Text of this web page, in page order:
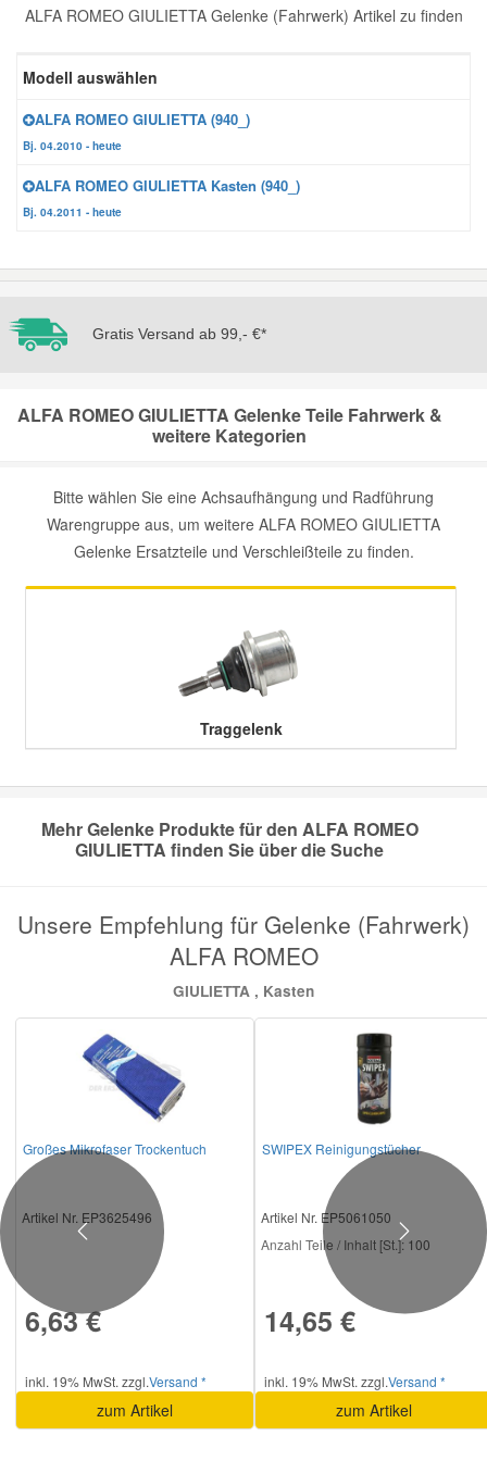
ALFA ROMEO GIULIETTA Gelenke (Fahrwerk) Artikel zu finden
Modell auswählen
ALFA ROMEO GIULIETTA (940_)
Bj. 04.2010 - heute
ALFA ROMEO GIULIETTA Kasten (940_)
Bj. 04.2011 - heute
Gratis Versand ab 99,- €*
ALFA ROMEO GIULIETTA Gelenke Teile Fahrwerk &
weitere Kategorien
Bitte wählen Sie eine Achsaufhängung und Radführung
Warengruppe aus, um weitere ALFA ROMEO GIULIETTA
Gelenke Ersatzteile und Verschleißteile zu finden.
Traggelenk
Mehr Gelenke Produkte für den ALFA ROMEO
GIULIETTA finden Sie über die Suche
Unsere Empfehlung für Gelenke (Fahrwerk)
ALFA ROMEO
GIULIETTA , Kasten
Großes Mikrofaser Trockentuch
Artikel Nr. EP3625496
6,63 €
inkl. 19% MwSt. zzgl.Versand *
zum Artikel
SWIPEX Reinigungstücher
Artikel Nr. EP5061050
Anzahl Teile / Inhalt [St.]: 100
14,65 €
inkl. 19% MwSt. zzgl.Versand *
zum Artikel
Previous Next
Winter-Autozubehör
Hyundai Ersatzteile
Jeep Ersatzteile
Kia Ersatzteile
Mazda Ersatzteile
Mercedes Ersatzteile
Mitsubishi Ersatzteile
Nissan Ersatzteile
Porsche Ersatzteile
Skoda Ersatzteile
Smart Ersatzteile
Suzuki Ersatzteile
Toyota Ersatzteile
Vauxhall Ersatzteile
Volvo Ersatzteile